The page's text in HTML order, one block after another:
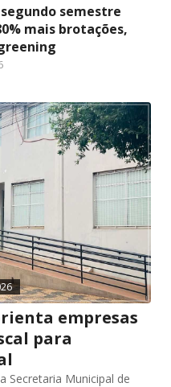
semestre
mais brotações,
empresas
para
Secretaria Municipal de